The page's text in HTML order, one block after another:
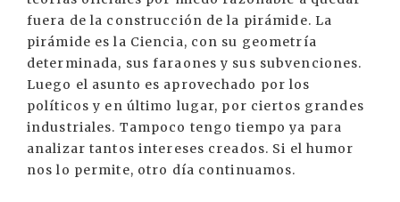
fuera de la construcción de la pirámide. La
pirámide es la Ciencia, con su geometría
determinada, sus faraones y sus subvenciones.
Luego el asunto es aprovechado por los
políticos y en último lugar, por ciertos grandes
industriales. Tampoco tengo tiempo ya para
analizar tantos intereses creados. Si el humor
nos lo permite, otro día continuamos.